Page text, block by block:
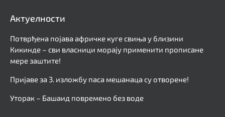
Актуелности
Потврђена појава афричке куге свиња у близини
Кикинде – сви власници морају применити прописане
мере заштите!
Пријаве за 3. изложбу паса мешанаца су отворене!
Уторак – Башаид повремено без воде